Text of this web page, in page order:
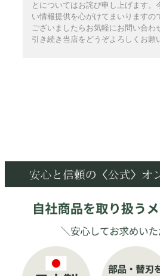
とについてはお詫び申し上げます。
い情報提供を心がけてまいりますの
ございましたらお気軽にお問い合わ
引き続き当店をどうぞよろしくお願